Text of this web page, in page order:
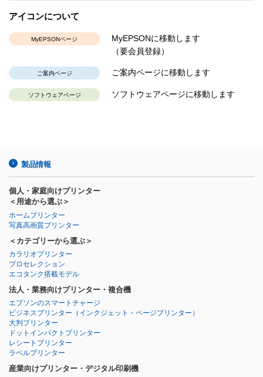
アイコンについて
MyEPSONページ
MyEPSONに移動します
（要会員登録）
ご案内ページ ご案内ページに移動します
ソフトウェアページ ソフトウェアページに移動します
製品情報
個人・家庭向けプリンター
＜用途から選ぶ＞
ホームプリンター
写真高画質プリンター
＜カテゴリーから選ぶ＞
カラリオプリンター
プロセレクション
エコタンク搭載モデル
法人・業務向けプリンター・複合機
エプソンのスマートチャージ
ビジネスプリンター （インクジェット・ページプリンター）
大判プリンター
ドットインパクトプリンター
レシートプリンター
ラベルプリンター
産業向けプリンター・デジタル印刷機